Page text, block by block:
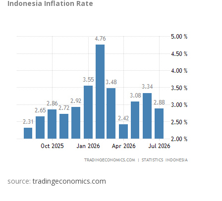
Indonesia Inflation Rate
source:tradingeconomics.com